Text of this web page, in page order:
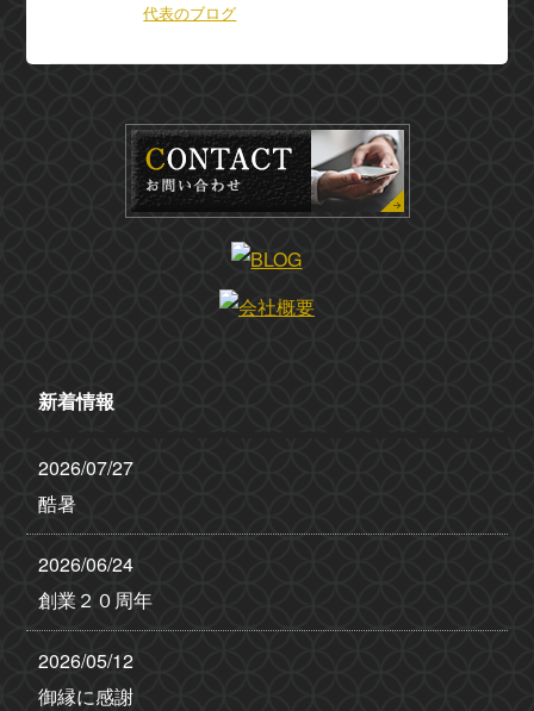
カテゴリー：代表のブログ
新着情報
2026/07/27
酷暑
2026/06/24
創業２０周年
2026/05/12
御縁に感謝